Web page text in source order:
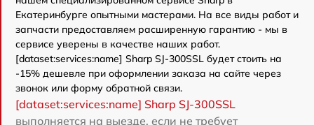
Екатеринбурге опытными мастерами. На все виды работ и
запчасти предоставляем расширенную гарантию - мы в
сервисе уверены в качестве наших работ.
[dataset:services:name] Sharp SJ-300SSL будет стоить на
-15% дешевле при оформлении заказа на сайте через
звонок или форму обратной связи.
[dataset:services:name] Sharp SJ-300SSL
выполняется на выезде, если не требует